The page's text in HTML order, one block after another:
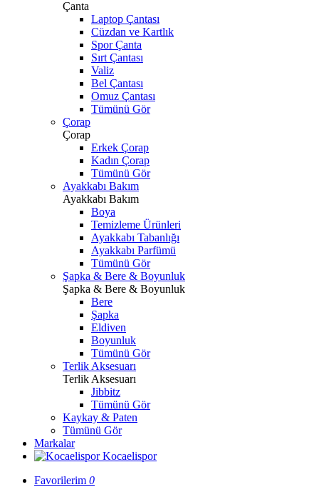
Çanta
Laptop Çantası
Cüzdan ve Kartlık
Spor Çanta
Sırt Çantası
Valiz
Bel Çantası
Omuz Çantası
Tümünü Gör
Çorap
Çorap
Erkek Çorap
Kadın Çorap
Tümünü Gör
Ayakkabı Bakım
Ayakkabı Bakım
Boya
Temizleme Ürünleri
Ayakkabı Tabanlığı
Ayakkabı Parfümü
Tümünü Gör
Şapka & Bere & Boyunluk
Şapka & Bere & Boyunluk
Bere
Şapka
Eldiven
Boyunluk
Tümünü Gör
Terlik Aksesuarı
Terlik Aksesuarı
Jibbitz
Tümünü Gör
Kaykay & Paten
Tümünü Gör
Markalar
Kocaelispor
Favorilerim 0